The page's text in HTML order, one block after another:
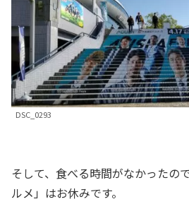
DSC_0293
そして、食べる時間がなかったの
ルメ」はお休みです。